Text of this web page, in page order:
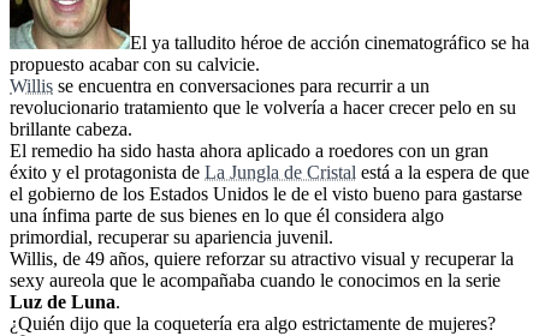
El ya talludito héroe de acción cinematográfico se ha
propuesto acabar con su calvicie.
Willis se encuentra en conversaciones para recurrir a un
revolucionario tratamiento que le volvería a hacer crecer pelo en su
brillante cabeza.
El remedio ha sido hasta ahora aplicado a roedores con un gran
éxito y el protagonista de La Jungla de Cristal está a la espera de que
el gobierno de los Estados Unidos le de el visto bueno para gastarse
una ínfima parte de sus bienes en lo que él considera algo
primordial, recuperar su apariencia juvenil.
Willis, de 49 años, quiere reforzar su atractivo visual y recuperar la
sexy aureola que le acompañaba cuando le conocimos en la serie
Luz de Luna.
¿Quién dijo que la coquetería era algo estrictamente de mujeres?